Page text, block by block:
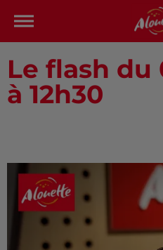
Le flash du
à 12h30